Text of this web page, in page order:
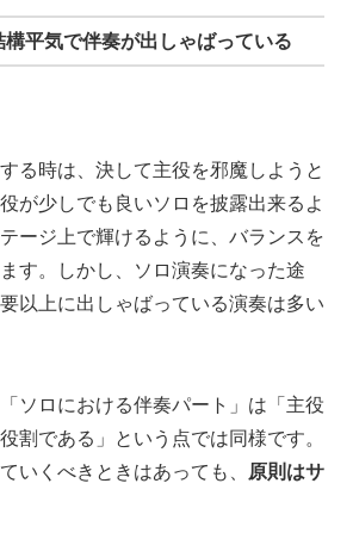
構平気で伴奏が出しゃばっている
る時は、決して主役を邪魔しようと
が少しでも良いソロを披露出来るよ
ージ上で輝けるように、バランスを
す。しかし、ソロ演奏になった途
以上に出しゃばっている演奏は多い
ソロにおける伴奏パート」は「主役
割である」という点では同様です。
いくべきときはあっても、
原則はサ